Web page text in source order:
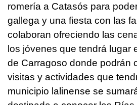
romería a Catasós para
gallega y una fiesta con las
colaboran ofreciendo las
los jóvenes que tendrá lugar
de Carragoso donde podrán
visitas y actividades que
municipio lalinense se